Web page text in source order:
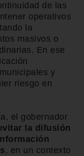
de las
operativos
la
masivos o
En ese
y
riesgo en
el gobernador
la difusión
, en un contexto